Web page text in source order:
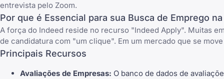
entrevista pelo Zoom.
Por que é Essencial para sua Busca de Emprego
A força do Indeed reside no recurso "Indeed Apply". Muitas
de candidatura com "um clique". Em um mercado que se
Principais Recursos
Avaliações de Empresas: O banco de dados de